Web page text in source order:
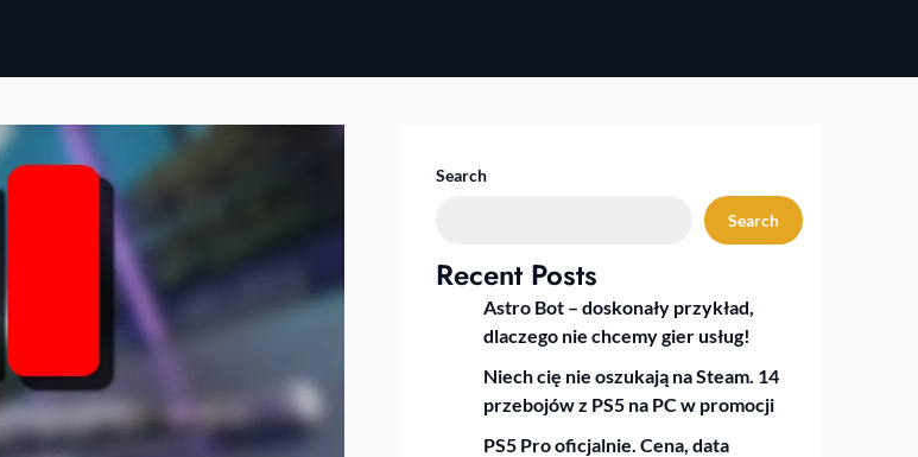
Search
Search
Recent Posts
Astro Bot – doskonały przykład,
dlaczego nie chcemy gier usług!
Niech cię nie oszukają na Steam. 14
przebojów z PS5 na PC w promocji
PS5 Pro oficjalnie. Cena, data